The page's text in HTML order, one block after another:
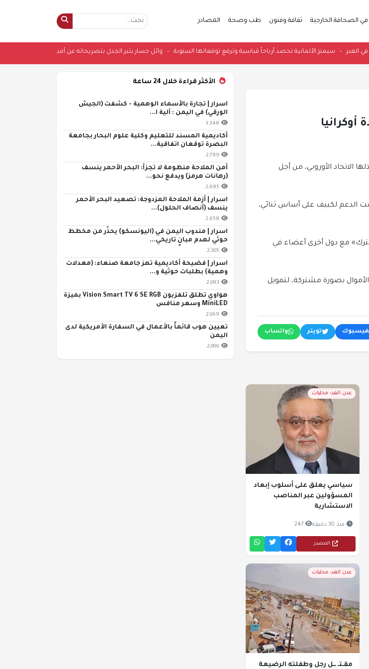
في الصحافة الخارجية ثقافة وفنون طب وصحة المصادر
في العبر• سيمنز الألمانية تحصد أرباحاً قياسية وترفع توقعاتها السنوية•وائل جسار يثير الجدل بتصريحاته عن أمير عيد وفرقة
الاتحاد الأوروبي، من أجل
الدعم لكييف على أساس ثنائي،
مع دول أخرى أعضاء في
بصورة مشتركة، لتمويل
فيسبوك تويتر واتساب
عدن الغد- محليات
سياسي يعلق على أسلوب إبعاد
المسؤولين عبر المناصب
الاستشارية
منذ 30 دقيقة 247
المصدر
عدن الغد- محليات
مقـتـ ــل رجل وطفلته الرضيعة
الأكثر قراءة خلال 24 ساعة
اسرار | تجارة بالأسماء الوهمية - كشفت (الجيش
الورقي) في اليمن : آلية ا...
3,348
أكاديمية المسند للتعليم وكلية علوم البحار بجامعة
البصرة توقعان اتفاقية...
2,789
أمن الملاحة منظومة لا تجزأ: البحر الأحمر ينسف
(رهانات هرمز) ويدفع نحو...
2,685
اسرار | أزمة الملاحة المزدوجة: تصعيد البحر الأحمر
ينسف (أنصاف الحلول)...
2,658
اسرار | مندوب اليمن في (اليونسكو) يحذّر من مخطط
حوثي لهدم مبانٍ تاريخي...
2,305
اسرار | فضيحة أكاديمية تهز جامعة صنعاء: (معدلات
وهمية) بطلبات حوثية و...
2,083
هواوي تطلق تلفزيون Vision Smart TV 6 SE RGB بميزة
MiniLED وسعر منافس
2,069
تعيين هوب قائماً بالأعمال في السفارة الأمريكية لدى
اليمن
2,006